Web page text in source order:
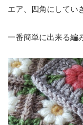
エア、四角にしてい
一番簡単に出来る編